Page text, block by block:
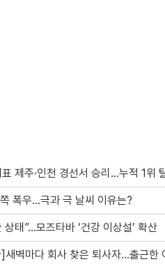
제주·인천 경선서 승리…누적 1위
폭우…극과 극 날씨 이유는?
상태”…모즈타바 ‘건강 이상설’ 확산
새벽마다 회사 찾은 퇴사자…출근한